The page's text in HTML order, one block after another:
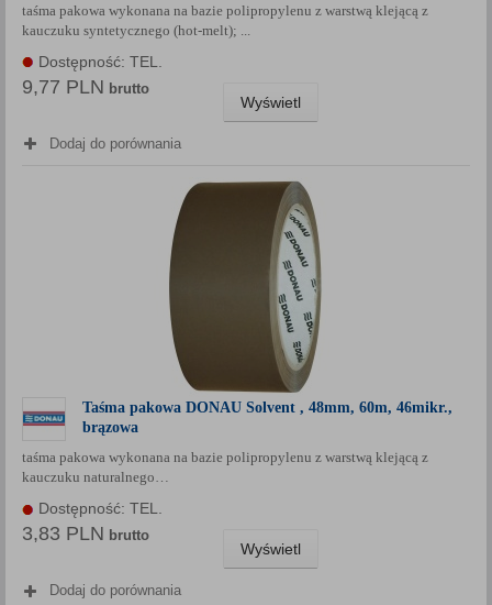
taśma pakowa wykonana na bazie polipropylenu z warstwą klejącą z
kauczuku syntetycznego (hot-melt); ...
Dostępność: TEL.
9,77 PLN brutto
Wyświetl
Dodaj do porównania
Taśma pakowa DONAU Solvent , 48mm, 60m, 46mikr.,
brązowa
taśma pakowa wykonana na bazie polipropylenu z warstwą klejącą z
kauczuku naturalnego…
Dostępność: TEL.
3,83 PLN brutto
Wyświetl
Dodaj do porównania